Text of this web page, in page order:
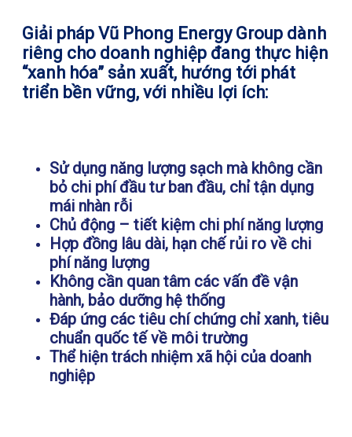
Giải pháp Vũ Phong Energy Group dành
riêng cho doanh nghiệp đang thực hiện
“xanh hóa” sản xuất, hướng tới phát
triển bền vững, với nhiều lợi ích:
Sử dụng năng lượng sạch mà không cần
bỏ chi phí đầu tư ban đầu, chỉ tận dụng
mái nhàn rỗi
Chủ động – tiết kiệm chi phí năng lượng
Hợp đồng lâu dài, hạn chế rủi ro về chi
phí năng lượng
Không cần quan tâm các vấn đề vận
hành, bảo dưỡng hệ thống
Đáp ứng các tiêu chí chứng chỉ xanh, tiêu
chuẩn quốc tế về môi trường
Thể hiện trách nhiệm xã hội của doanh
nghiệp